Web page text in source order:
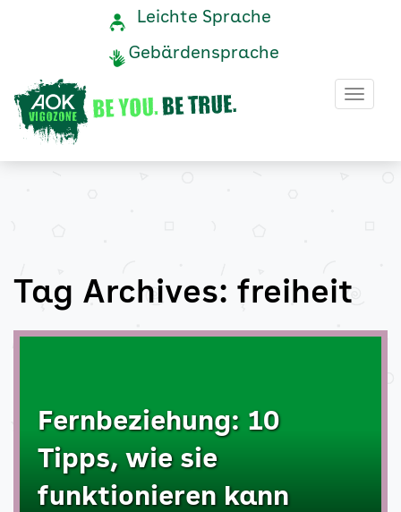
freiheit
Archive
AOK
Vigozone
Navigation
Service-
Leichte Sprache
Gebärdensprache
Tag Archives: freiheit
Fernbeziehung: 10
Tipps, wie sie
funktionieren kann